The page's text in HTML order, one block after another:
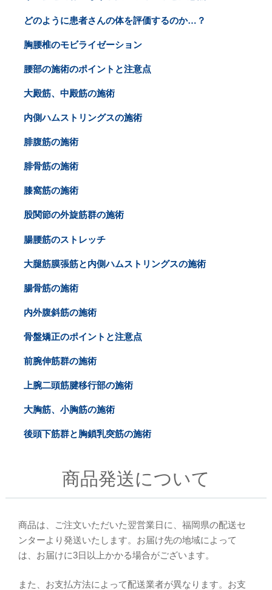
どのように患者さんの体を評価するのか…？
胸腰椎のモビライゼーション
腰部の施術のポイントと注意点
大殿筋、中殿筋の施術
内側ハムストリングスの施術
腓腹筋の施術
腓骨筋の施術
膝窩筋の施術
股関節の外旋筋群の施術
腸腰筋のストレッチ
大腿筋膜張筋と内側ハムストリングスの施術
腸骨筋の施術
内外腹斜筋の施術
骨盤矯正のポイントと注意点
前腕伸筋群の施術
上腕二頭筋腱移行部の施術
大胸筋、小胸筋の施術
後頭下筋群と胸鎖乳突筋の施術
商品発送について
商品は、ご注文いただいた翌営業日に、福岡県の配送セ
ンターより発送いたします。お届け先の地域によって
は、お届けに3日以上かかる場合がございます。
また、お支払方法によって配送業者が異なります。お支